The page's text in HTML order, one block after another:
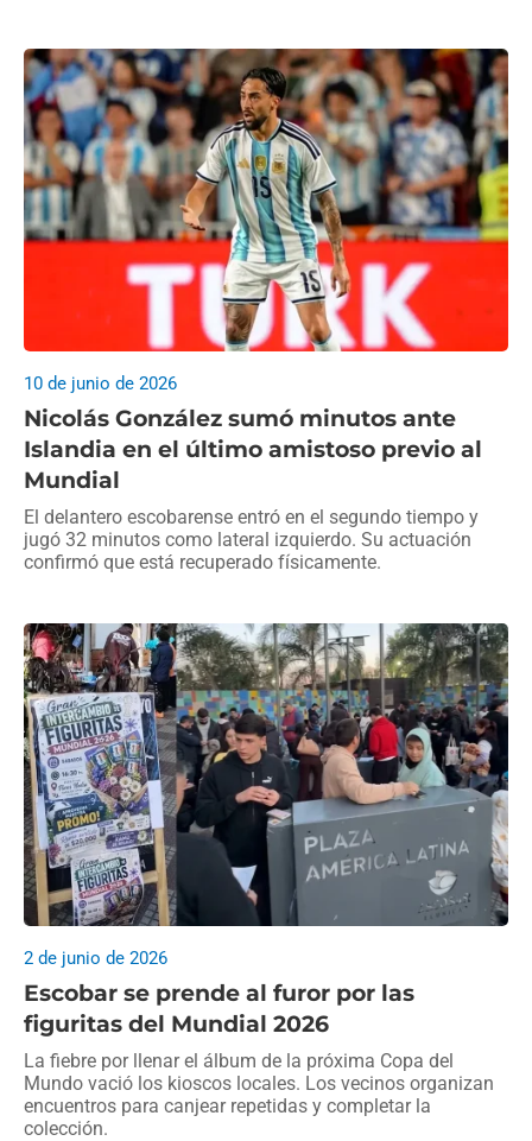
Nicolás González sumó minutos ante
Islandia en el último amistoso previo al
Mundial
10 de junio de 2026
El delantero escobarense entró en el segundo tiempo y
jugó 32 minutos como lateral izquierdo. Su actuación
confirmó que está recuperado físicamente.
Escobar se prende al furor por las
figuritas del Mundial 2026
2 de junio de 2026
La fiebre por llenar el álbum de la próxima Copa del
Mundo vació los kioscos locales. Los vecinos organizan
encuentros para canjear repetidas y completar la
colección.